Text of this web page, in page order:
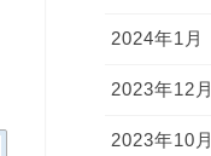
2024年1月
2023年12月
2023年10月